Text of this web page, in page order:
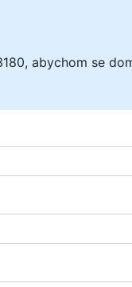
abychom se